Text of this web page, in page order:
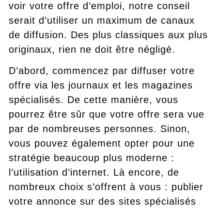
voir votre offre d’emploi, notre conseil
serait d’utiliser un maximum de canaux
de diffusion. Des plus classiques aux plus
originaux, rien ne doit être négligé.
D’abord, commencez par diffuser votre
offre via les journaux et les magazines
spécialisés. De cette manière, vous
pourrez être sûr que votre offre sera vue
par de nombreuses personnes. Sinon,
vous pouvez également opter pour une
stratégie beaucoup plus moderne :
l’utilisation d’internet. Là encore, de
nombreux choix s’offrent à vous : publier
votre annonce sur des sites spécialisés